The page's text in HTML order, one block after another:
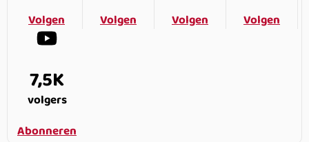
Volgen
Volgen
Volgen
Volgen
7,5K
volgers
Abonneren